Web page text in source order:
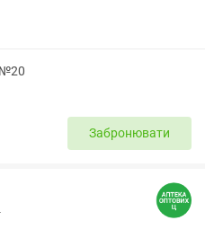
№20
Забронювати